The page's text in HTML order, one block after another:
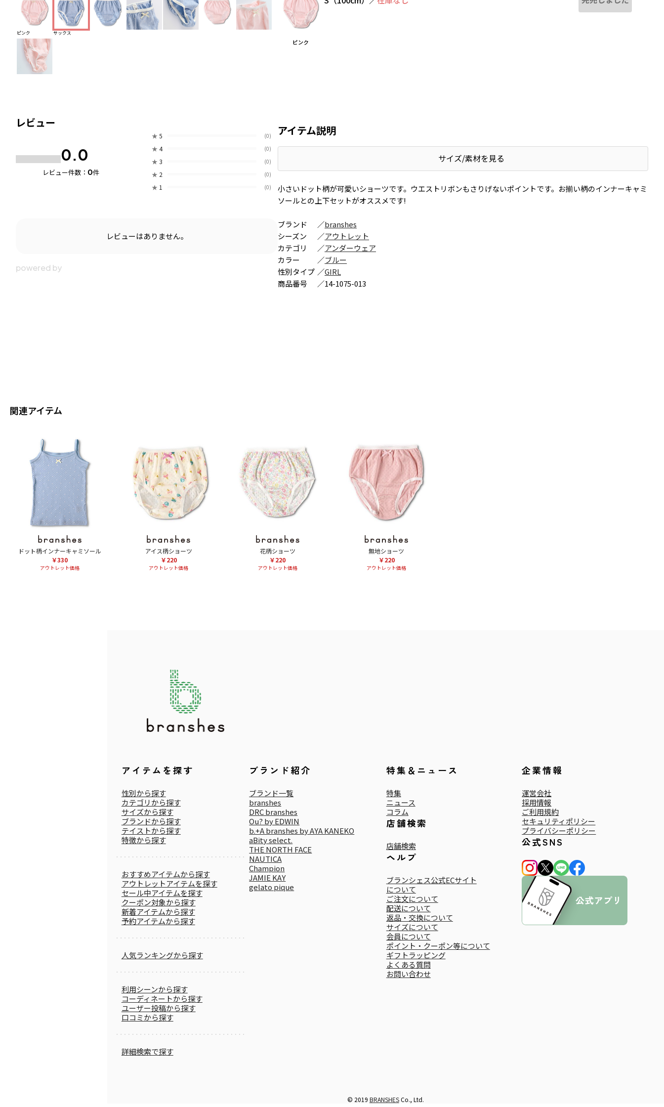
ピンク サックス
レビュー
0.0
レビュー件数： 0件
★ 5 (0)
★ 4 (0)
★ 3 (0)
★ 2 (0)
★ 1 (0)
レビューはありません。
ピンク
アイテム説明
サイズ/素材を見る
小さいドット柄が可愛いショーツです。ウエストリボンもさりげないポイントです。お揃い柄のインナーキャミ
ソールとの上下セットがオススメです!
ブランド ／branshes
シーズン
／アウトレット
カテゴリ
／アンダーウェア
カラー
／ブルー
性別タイプ ／GIRL
商品番号
／14-1075-013
関連アイテム
ドット柄インナーキャミソール
￥330
アウトレット価格
アイス柄ショーツ
￥220
アウトレット価格
花柄ショーツ
￥220
アウトレット価格
無地ショーツ
￥220
アウトレット価格
アイテムを探す
性別から探す
カテゴリから探す
サイズから探す
ブランドから探す
テイストから探す
特徴から探す
おすすめアイテムから探す
アウトレットアイテムを探す
セール中アイテムを探す
クーポン対象から探す
新着アイテムから探す
予約アイテムから探す
人気ランキングから探す
利用シーンから探す
コーディネートから探す
ユーザー投稿から探す
口コミから探す
詳細検索で探す
ブランド紹介
ブランド一覧
branshes
DRC branshes
Ou? by EDWIN
b.+A branshes by AYA KANEKO
aBity select.
THE NORTH FACE
NAUTICA
Champion
JAMIE KAY
gelato pique
特集＆ニュース
特集
ニュース
コラム
店舗検索
店舗検索
ヘルプ
ブランシェス公式ECサイト
について
ご注文について
配送について
返品・交換について
サイズについて
会員について
ポイント・クーポン等について
ギフトラッピング
よくある質問
お問い合わせ
企業情報
運営会社
採用情報
ご利用規約
セキュリティポリシー
プライバシーポリシー
公式SNS
© 2019 BRANSHESCo., Ltd.